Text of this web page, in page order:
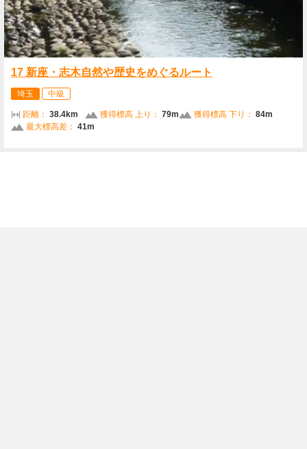
17 新座・志木自然や歴史をめぐるルート
埼玉 中級
距離： 38.4km 獲得標高 上り： 79m 獲得標高 下り： 84m
最大標高差： 41m